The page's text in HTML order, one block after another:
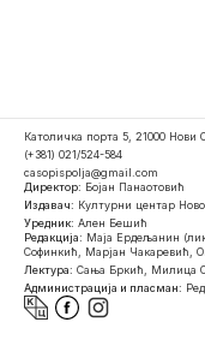
Католичка порта 5, 21000 Нови
(+381) 021/524-584
casopispolja@gmail.com
Директор: Бојан Панаотовић
Издавач: Културни центар
Уредник: Ален Бешић
Редакција: Маја Ердељанин
Софинкић, Марјан Чакаревић,
Лектура: Сања Бркић, Милица
Администрација и пласман: